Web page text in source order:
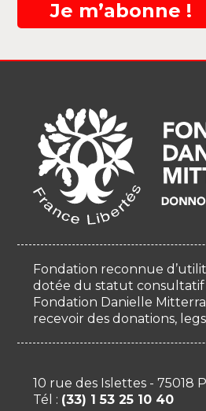
Je m’abonne !
Fondation reconnue
dotée du statut consultatif
Fondation Danielle
recevoir des donations,
10 rue des Islettes - 75018
Tél : (33) 1 53 25 10 40